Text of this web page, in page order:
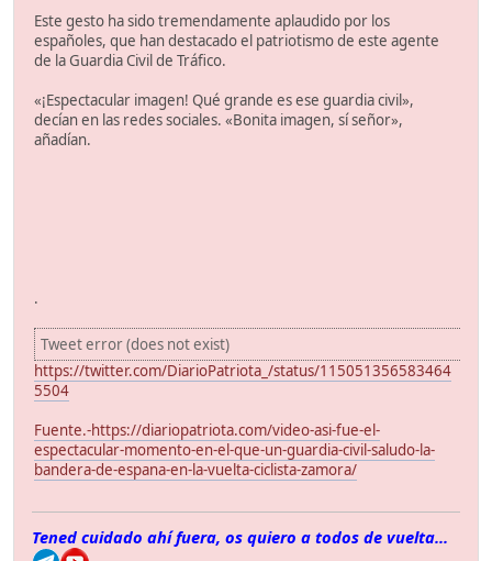
Este gesto ha sido tremendamente aplaudido por los
españoles, que han destacado el patriotismo de este agente
de la Guardia Civil de Tráfico.
«¡Espectacular imagen! Qué grande es ese guardia civil»,
decían en las redes sociales. «Bonita imagen, sí señor»,
añadían.
.
Tweet error (does not exist)
https://twitter.com/DiarioPatriota_/status/115051356583464
5504
Fuente.-https://diariopatriota.com/video-asi-fue-el-
espectacular-momento-en-el-que-un-guardia-civil-saludo-la-
bandera-de-espana-en-la-vuelta-ciclista-zamora/
Tened cuidado ahí fuera, os quiero a todos de vuelta...